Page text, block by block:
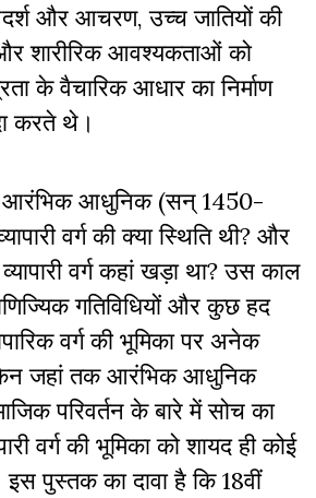
और आचरण, उच्च जातियों की
शारीरिक आवश्यकताओं को
के वैचारिक आधार का निर्माण
करते थे।
आरंभिक आधुनिक (सन् 1450-
वर्ग की क्या स्थिति थी? और
वर्ग कहां खड़ा था? उस काल
गतिविधियों और कुछ हद
वर्ग की भूमिका पर अनेक
जहां तक आरंभिक आधुनिक
परिवर्तन के बारे में सोच का
वर्ग की भूमिका को शायद ही कोई
इस पुस्तक का दावा है कि 18वीं